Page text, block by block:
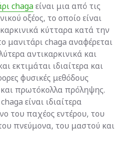
chagaείναι μια από τις
οξέος, το οποίο είναι
κύτταρα κατά την
μανιτάρι chaga αναφέρεται
αντικαρκινικά και
εκτιμάται ιδιαίτερα και
φυσικές μεθόδους
πρωτόκολλα πρόληψης.
είναι ιδιαίτερα
του παχέος εντέρου, του
πνεύμονα, του μαστού και